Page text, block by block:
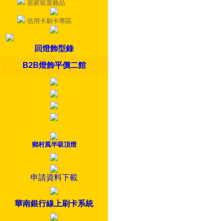
居家裝置藝品
信用卡刷卡專區
回燈飾型錄
B2B燈飾平價二館
鄉村風半吸頂燈
申請資料下載
華南銀行線上刷卡系統